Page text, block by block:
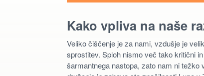
Kako vpliva na naše
Veliko čiščenje je za nami, vzdušje je
sprostitev. Sploh nismo več tako kritični
šarmantnega nastopa, zato nam ni